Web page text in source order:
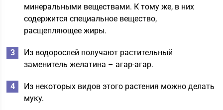
минеральными веществами. К тому же, в них
содержится специальное вещество,
расщепляющее жиры.
Из водорослей получают растительный
заменитель желатина – агар-агар.
Из некоторых видов этого растения можно делать
муку.